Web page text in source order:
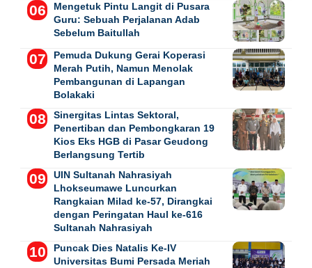
Mengetuk Pintu Langit di Pusara
Guru: Sebuah Perjalanan Adab
Sebelum Baitullah
Pemuda Dukung Gerai Koperasi
Merah Putih, Namun Menolak
Pembangunan di Lapangan
Bolakaki
Sinergitas Lintas Sektoral,
Penertiban dan Pembongkaran 19
Kios Eks HGB di Pasar Geudong
Berlangsung Tertib
UIN Sultanah Nahrasiyah
Lhokseumawe Luncurkan
Rangkaian Milad ke-57, Dirangkai
dengan Peringatan Haul ke-616
Sultanah Nahrasiyah
Puncak Dies Natalis Ke-IV
Universitas Bumi Persada Meriah